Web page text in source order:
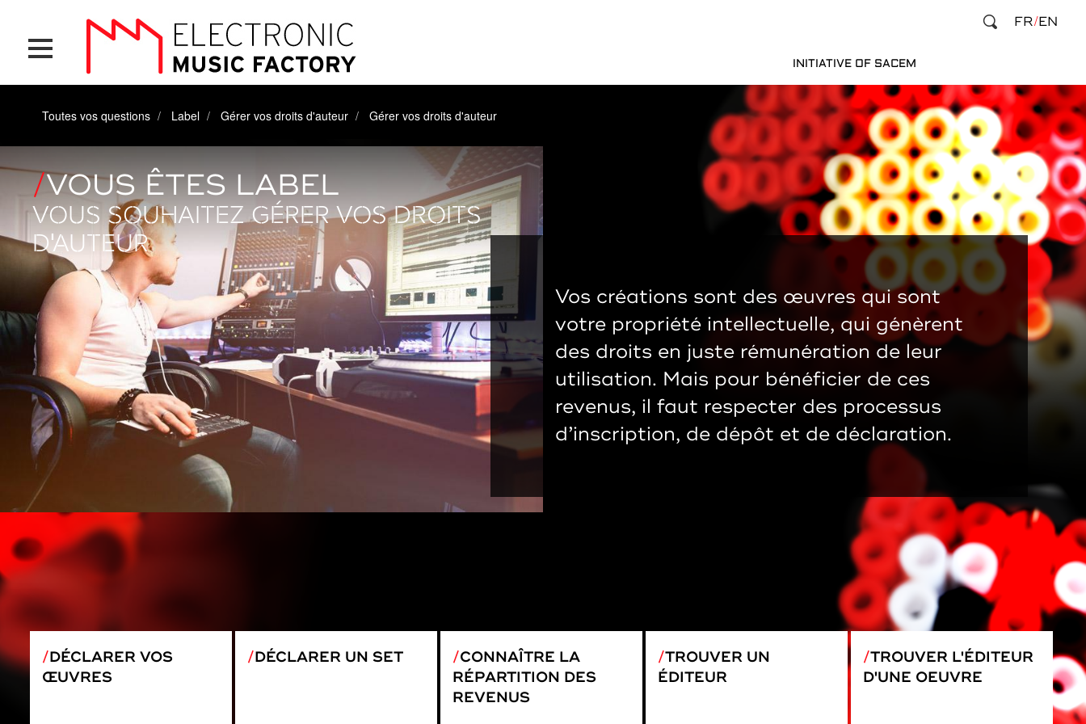
contenu
principal
INITIATIVE OF SACEM
FR EN
Toutes vos questions Label Gérer vos droits d'auteur Gérer vos droits d'auteur
VOUS ÊTES LABEL
VOUS SOUHAITEZ GÉRER VOS DROITS
D'AUTEUR
Vos créations sont des œuvres qui sont
votre propriété intellectuelle, qui génèrent
des droits en juste rémunération de leur
utilisation. Mais pour bénéficier de ces
revenus, il faut respecter des processus
d’inscription, de dépôt et de déclaration.
DÉCLARER VOS
ŒUVRES
DÉCLARER UN SET
CONNAÎTRE LA
RÉPARTITION DES
REVENUS
TROUVER UN
ÉDITEUR
TROUVER L'ÉDITEUR
D'UNE OEUVRE